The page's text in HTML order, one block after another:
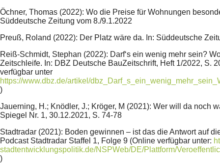
Öchner, Thomas (2022): Wo die Preise für Wohnungen
Süddeutsche Zeitung vom 8./9.1.2022
Preuß, Roland (2022): Der Platz wäre da. In: Süddeutsche
Reiß-Schmidt, Stephan (2022): Darf‘s ein wenig mehr sein?
Zeitschleife. In: DBZ Deutsche BauZeitschrift, Heft 1/2022, S.
verfügbar unter
https://www.dbz.de/artikel/
)
Jauerning, H.; Knödler, J.; Kröger, M (2021): Wer will da noch
Spiegel Nr. 1, 30.12.2021, S. 74-78
Stadtradar (2021): Boden gewinnen – ist das die Antwort auf
Podcast Stadtradar Staffel 1, Folge 9 (Online verfügbar unter:
stadtentwicklungspolitik.de/NSPWeb/DE/Plattform/
)